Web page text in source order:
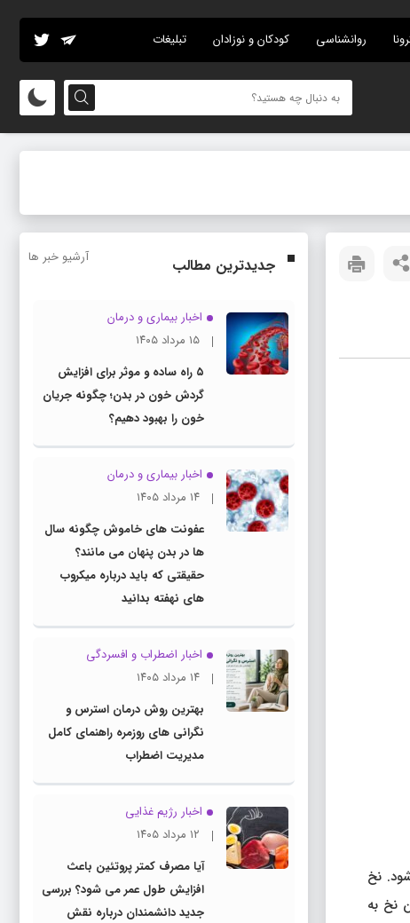
روانشناسی کودکان و نوزادان تبلیغات
نخ
نخ به
جدیدترین مطالب آرشیو خبر ها
اخبار بیماری و درمان
۱۵ مرداد ۱۴۰۵
۵ راه ساده و موثر برای افزایش
گردش خون در بدن؛ چگونه جریان
خون را بهبود دهیم؟
اخبار بیماری و درمان
۱۴ مرداد ۱۴۰۵
عفونت های خاموش چگونه سال
ها در بدن پنهان می مانند؟
حقیقتی که باید درباره میکروب
های نهفته بدانید
اخبار اضطراب و افسردگی
۱۴ مرداد ۱۴۰۵
بهترین روش درمان استرس و
نگرانی های روزمره راهنمای کامل
مدیریت اضطراب
اخبار رژیم غذایی
۱۲ مرداد ۱۴۰۵
آیا مصرف کمتر پروتئین باعث
افزایش طول عمر می شود؟ بررسی
جدید دانشمندان درباره نقش